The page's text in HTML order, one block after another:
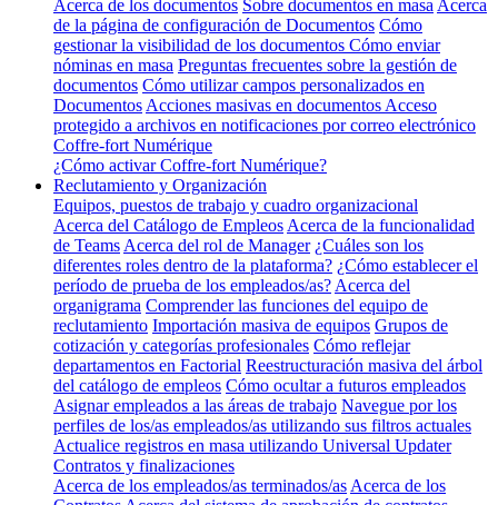
Acerca de los documentos Sobre documentos en masa Acerca
de la página de configuración de Documentos Cómo
gestionar la visibilidad de los documentos Cómo enviar
nóminas en masa Preguntas frecuentes sobre la gestión de
documentos Cómo utilizar campos personalizados en
Documentos Acciones masivas en documentos Acceso
protegido a archivos en notificaciones por correo electrónico
Coffre-fort Numérique
¿Cómo activar Coffre-fort Numérique?
Reclutamiento y Organización
Equipos, puestos de trabajo y cuadro organizacional
Acerca del Catálogo de Empleos Acerca de la funcionalidad
de Teams Acerca del rol de Manager ¿Cuáles son los
diferentes roles dentro de la plataforma? ¿Cómo establecer el
período de prueba de los empleados/as? Acerca del
organigrama Comprender las funciones del equipo de
reclutamiento Importación masiva de equipos Grupos de
cotización y categorías profesionales Cómo reflejar
departamentos en Factorial Reestructuración masiva del árbol
del catálogo de empleos Cómo ocultar a futuros empleados
Asignar empleados a las áreas de trabajo Navegue por los
perfiles de los/as empleados/as utilizando sus filtros actuales
Actualice registros en masa utilizando Universal Updater
Contratos y finalizaciones
Acerca de los empleados/as terminados/as Acerca de los